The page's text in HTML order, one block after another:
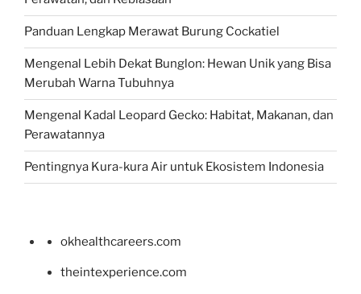
Panduan Lengkap Merawat Burung Cockatiel
Mengenal Lebih Dekat Bunglon: Hewan Unik yang Bisa
Merubah Warna Tubuhnya
Mengenal Kadal Leopard Gecko: Habitat, Makanan, dan
Perawatannya
Pentingnya Kura-kura Air untuk Ekosistem Indonesia
okhealthcareers.com
theintexperience.com